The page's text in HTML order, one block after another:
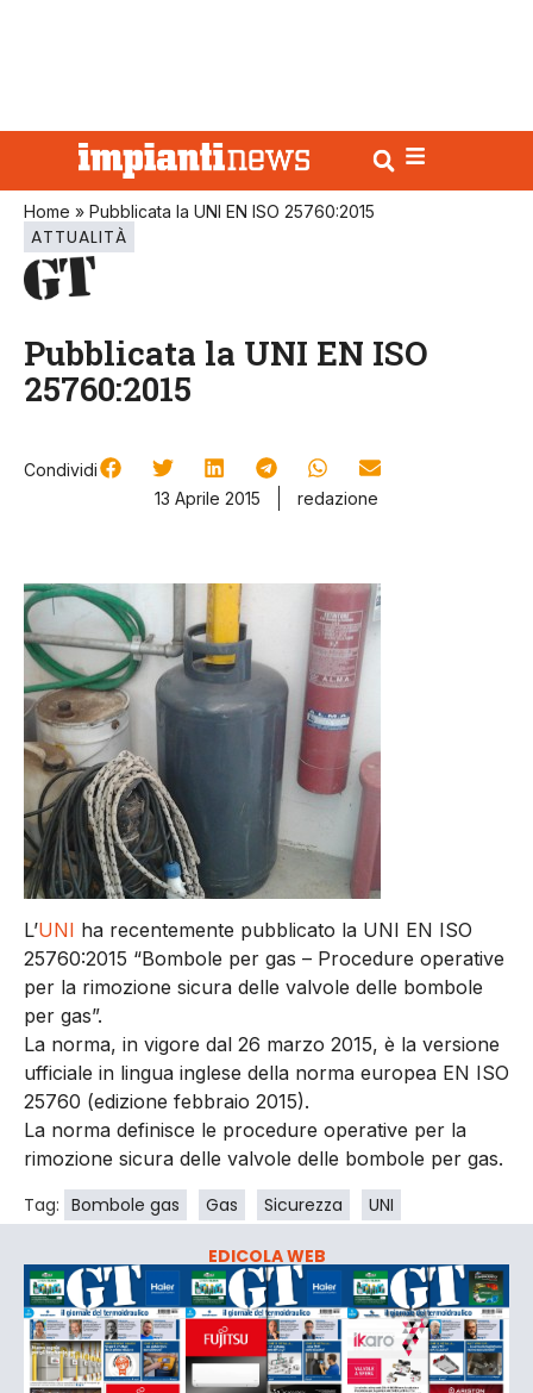
Home » Pubblicata la UNI EN ISO 25760:2015
ATTUALITÀ
Pubblicata la UNI EN ISO
25760:2015
Condividi
13 Aprile 2015
redazione
L’UNI ha recentemente pubblicato la UNI EN ISO
25760:2015 “Bombole per gas – Procedure operative
per la rimozione sicura delle valvole delle bombole
per gas”.
La norma, in vigore dal 26 marzo 2015, è la versione
ufficiale in lingua inglese della norma europea EN ISO
25760 (edizione febbraio 2015).
La norma definisce le procedure operative per la
rimozione sicura delle valvole delle bombole per gas.
Tag: Bombole gas Gas Sicurezza UNI
EDICOLA WEB